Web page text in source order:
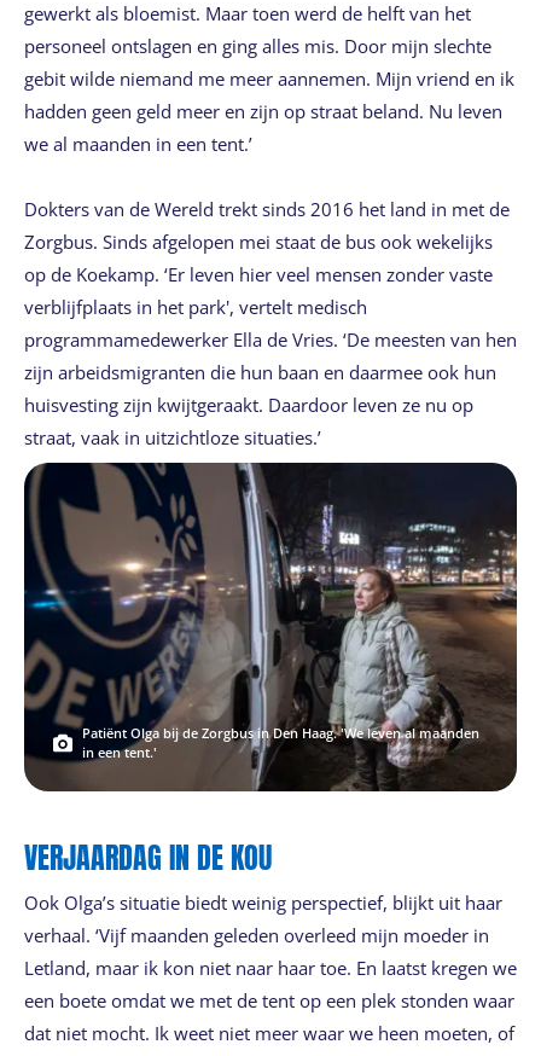
gewerkt als bloemist. Maar toen werd de helft van het
personeel ontslagen en ging alles mis. Door mijn slechte
gebit wilde niemand me meer aannemen. Mijn vriend en ik
hadden geen geld meer en zijn op straat beland. Nu leven
we al maanden in een tent.’
Dokters van de Wereld trekt sinds 2016 het land in met de
Zorgbus. Sinds afgelopen mei staat de bus ook wekelijks
op de Koekamp. ‘Er leven hier veel mensen zonder vaste
verblijfplaats in het park', vertelt medisch
programmamedewerker Ella de Vries. ‘De meesten van hen
zijn arbeidsmigranten die hun baan en daarmee ook hun
huisvesting zijn kwijtgeraakt. Daardoor leven ze nu op
straat, vaak in uitzichtloze situaties.’
Patiënt Olga bij de Zorgbus in Den Haag. 'We leven al maanden
in een tent.'
VERJAARDAG IN DE KOU
Ook Olga’s situatie biedt weinig perspectief, blijkt uit haar
verhaal. ‘Vijf maanden geleden overleed mijn moeder in
Letland, maar ik kon niet naar haar toe. En laatst kregen we
een boete omdat we met de tent op een plek stonden waar
dat niet mocht. Ik weet niet meer waar we heen moeten, of